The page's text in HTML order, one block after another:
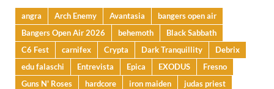
angra Arch Enemy Avantasia
bangers open air
Bangers Open Air 2026
behemoth
Black Sabbath
C6 Fest
carnifex Crypta Dark Tranquillity
Debrix
edu falaschi
Entrevista Epica EXODUS
Fresno
Guns N' Roses
hardcore iron maiden
judas priest